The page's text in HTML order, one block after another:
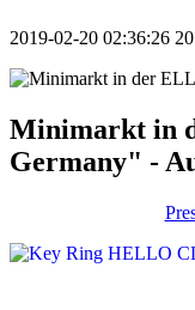
2019-02-20 02:36:26
Minimarkt in
Germany" -